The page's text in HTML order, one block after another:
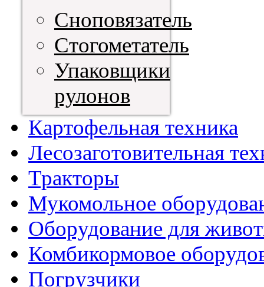
Сноповязатель
Стогометатель
Упаковщики
рулонов
Картофельная техника
Лесозаготовительная
Тракторы
Мукомольное
Оборудование для
Комбикормовое
Погрузчики